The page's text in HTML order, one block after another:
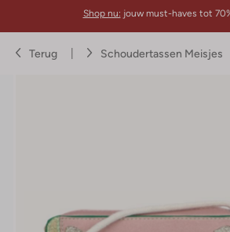
Shop nu: jouw must-haves tot
Terug Schoudertassen Meisjes